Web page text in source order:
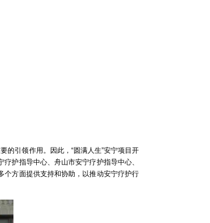
引领作用。因此，“圆满人生”安宁项目开
护指导中心、舟山市安宁疗护指导中心、
个方面提供支持和协助，以推动安宁疗护行